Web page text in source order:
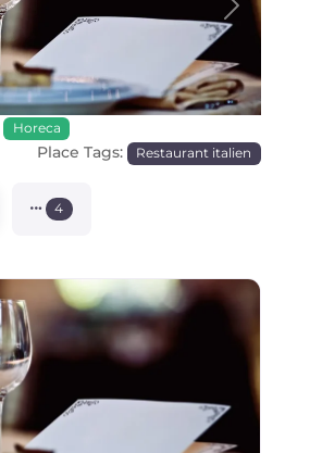
Prochaine
Horeca
Place Tags: Restaurant italien
4